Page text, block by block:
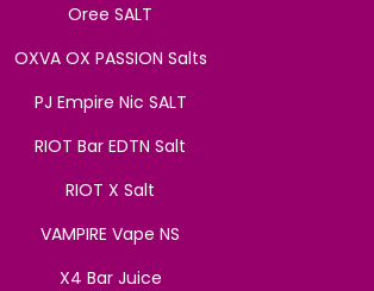
Oree SALT
OXVA OX PASSION Salts
PJ Empire Nic SALT
RIOT Bar EDTN Salt
RIOT X Salt
VAMPIRE Vape NS
X4 Bar Juice